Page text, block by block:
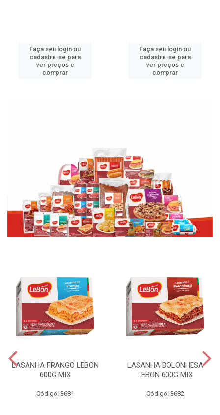
Faça seu login ou
cadastre-se para
ver preços e
comprar
Faça seu login ou
cadastre-se para
ver preços e
comprar
LASANHA FRANGO LEBON
600G MIX
Código: 3681
LASANHA BOLONHESA
LEBON 600G MIX
Código: 3682